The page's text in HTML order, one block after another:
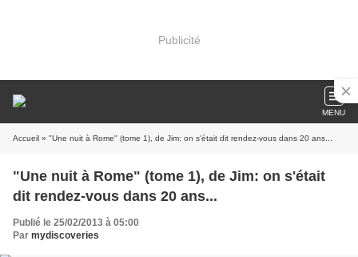
Publicité
MENU
Accueil » "Une nuit à Rome" (tome 1), de Jim: on s'était dit rendez-vous dans 20 ans...
"Une nuit à Rome" (tome 1), de Jim: on s'était
dit rendez-vous dans 20 ans...
Publié le 25/02/2013 à 05:00
Par mydiscoveries